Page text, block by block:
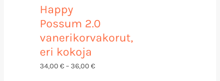
Happy
Possum 2.0
vanerikorvakorut,
eri kokoja
34,00 €– 36,00 €